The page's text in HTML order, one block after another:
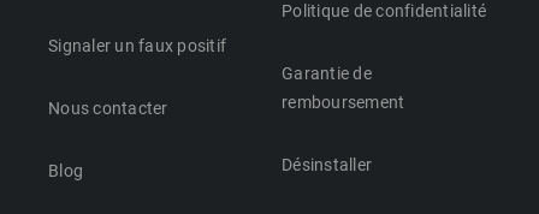
Signaler un faux positif
Nous contacter
Blog
Politique de confidentialité
Garantie de
remboursement
Désinstaller